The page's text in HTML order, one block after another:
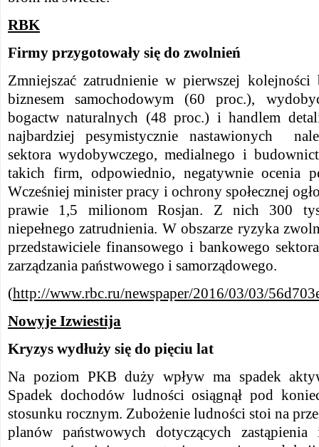
RBK
Firmy przygotowały się do zwolnień
Zmniejszać zatrudnienie w pierwszej
biznesem samochodowym (60 proc.),
bogactw naturalnych (48 proc.) i handlem
najbardziej pesymistycznie nastawionych
sektora wydobywczego, medialnego i
takich firm, odpowiednio, negatywnie ocenia
Wcześniej minister pracy i ochrony społecznej
prawie 1,5 milionom Rosjan. Z nich 300
niepełnego zatrudnienia. W obszarze ryzyka
przedstawiciele finansowego i bankowego
zarządzania państwowego i samorządowego.
(http://www.rbc.ru/newspaper/2016/03/03/
Nowyje Izwiestija
Kryzys wydłuży się do pięciu lat
Na poziom PKB duży wpływ ma spadek
Spadek dochodów ludności osiągnął pod
stosunku rocznym. Zubożenie ludności stoi na
planów państwowych dotyczących